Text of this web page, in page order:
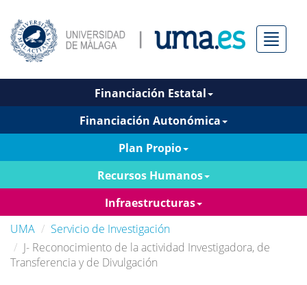
Menú
Financiación Estatal
Financiación Autonómica
Plan Propio
Recursos Humanos
Infraestructuras
UMA
Servicio de Investigación
J- Reconocimiento de la actividad Investigadora, de
Transferencia y de Divulgación